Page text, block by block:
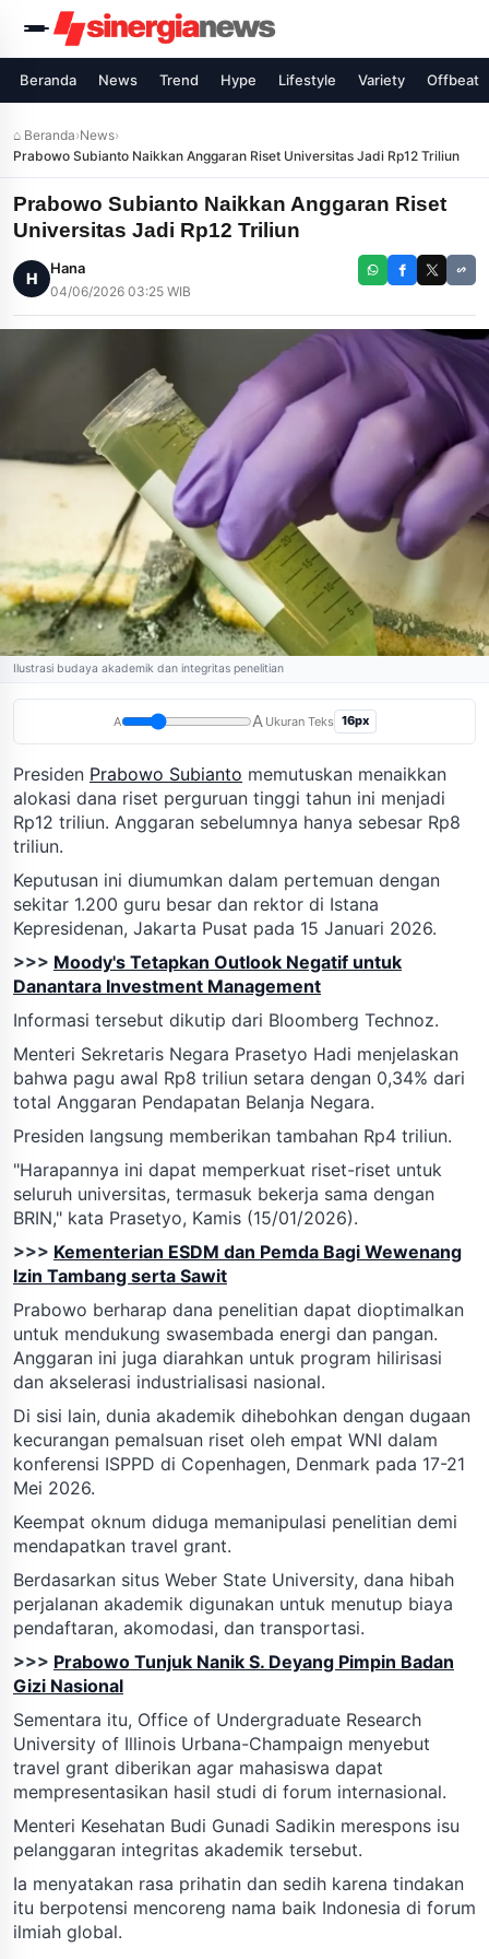
Beranda News Trend Hype Lifestyle Variety Offbeat
⌂ Beranda›News›
Prabowo Subianto Naikkan Anggaran Riset Universitas Jadi Rp12 Triliun
Prabowo Subianto Naikkan Anggaran Riset
Universitas Jadi Rp12 Triliun
H
Hana
04/06/2026 03:25 WIB
Ilustrasi budaya akademik dan integritas penelitian
A A Ukuran Teks 16px
Presiden Prabowo Subianto memutuskan menaikkan
alokasi dana riset perguruan tinggi tahun ini menjadi
Rp12 triliun. Anggaran sebelumnya hanya sebesar Rp8
triliun.
Keputusan ini diumumkan dalam pertemuan dengan
sekitar 1.200 guru besar dan rektor di Istana
Kepresidenan, Jakarta Pusat pada 15 Januari 2026.
>>> Moody's Tetapkan Outlook Negatif untuk
Danantara Investment Management
Informasi tersebut dikutip dari Bloomberg Technoz.
Menteri Sekretaris Negara Prasetyo Hadi menjelaskan
bahwa pagu awal Rp8 triliun setara dengan 0,34% dari
total Anggaran Pendapatan Belanja Negara.
Presiden langsung memberikan tambahan Rp4 triliun.
"Harapannya ini dapat memperkuat riset-riset untuk
seluruh universitas, termasuk bekerja sama dengan
BRIN," kata Prasetyo, Kamis (15/01/2026).
>>> Kementerian ESDM dan Pemda Bagi Wewenang
Izin Tambang serta Sawit
Prabowo berharap dana penelitian dapat dioptimalkan
untuk mendukung swasembada energi dan pangan.
Anggaran ini juga diarahkan untuk program hilirisasi
dan akselerasi industrialisasi nasional.
Di sisi lain, dunia akademik dihebohkan dengan dugaan
kecurangan pemalsuan riset oleh empat WNI dalam
konferensi ISPPD di Copenhagen, Denmark pada 17-21
Mei 2026.
Keempat oknum diduga memanipulasi penelitian demi
mendapatkan travel grant.
Berdasarkan situs Weber State University, dana hibah
perjalanan akademik digunakan untuk menutup biaya
pendaftaran, akomodasi, dan transportasi.
>>> Prabowo Tunjuk Nanik S. Deyang Pimpin Badan
Gizi Nasional
Sementara itu, Office of Undergraduate Research
University of Illinois Urbana-Champaign menyebut
travel grant diberikan agar mahasiswa dapat
mempresentasikan hasil studi di forum internasional.
Menteri Kesehatan Budi Gunadi Sadikin merespons isu
pelanggaran integritas akademik tersebut.
Ia menyatakan rasa prihatin dan sedih karena tindakan
itu berpotensi mencoreng nama baik Indonesia di forum
ilmiah global.